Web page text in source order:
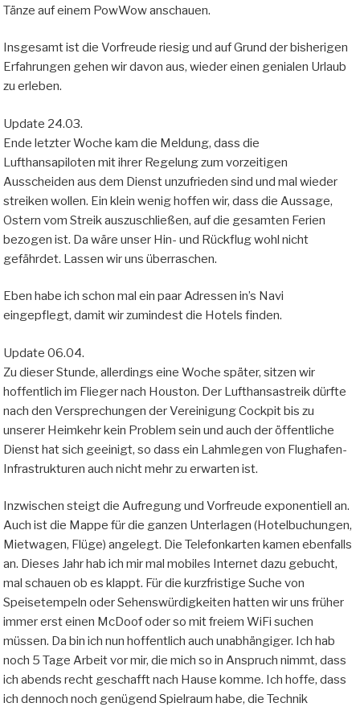
Tänze auf einem PowWow anschauen.
Insgesamt ist die Vorfreude riesig und auf Grund der bisherigen
Erfahrungen gehen wir davon aus, wieder einen genialen Urlaub
zu erleben.
Update 24.03.
Ende letzter Woche kam die Meldung, dass die
Lufthansapiloten mit ihrer Regelung zum vorzeitigen
Ausscheiden aus dem Dienst unzufrieden sind und mal wieder
streiken wollen. Ein klein wenig hoffen wir, dass die Aussage,
Ostern vom Streik auszuschließen, auf die gesamten Ferien
bezogen ist. Da wäre unser Hin- und Rückflug wohl nicht
gefährdet. Lassen wir uns überraschen.
Eben habe ich schon mal ein paar Adressen in’s Navi
eingepflegt, damit wir zumindest die Hotels finden.
Update 06.04.
Zu dieser Stunde, allerdings eine Woche später, sitzen wir
hoffentlich im Flieger nach Houston. Der Lufthansastreik dürfte
nach den Versprechungen der Vereinigung Cockpit bis zu
unserer Heimkehr kein Problem sein und auch der öffentliche
Dienst hat sich geeinigt, so dass ein Lahmlegen von Flughafen-
Infrastrukturen auch nicht mehr zu erwarten ist.
Inzwischen steigt die Aufregung und Vorfreude exponentiell an.
Auch ist die Mappe für die ganzen Unterlagen (Hotelbuchungen,
Mietwagen, Flüge) angelegt. Die Telefonkarten kamen ebenfalls
an. Dieses Jahr hab ich mir mal mobiles Internet dazu gebucht,
mal schauen ob es klappt. Für die kurzfristige Suche von
Speisetempeln oder Sehenswürdigkeiten hatten wir uns früher
immer erst einen McDoof oder so mit freiem WiFi suchen
müssen. Da bin ich nun hoffentlich auch unabhängiger. Ich hab
noch 5 Tage Arbeit vor mir, die mich so in Anspruch nimmt, dass
ich abends recht geschafft nach Hause komme. Ich hoffe, dass
ich dennoch noch genügend Spielraum habe, die Technik